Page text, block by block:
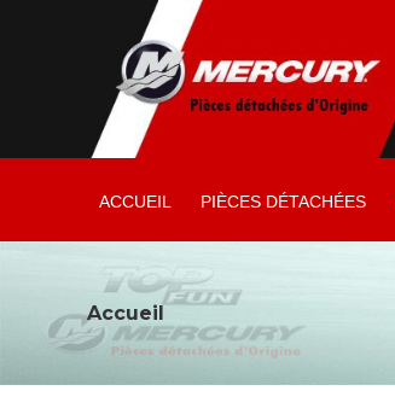
ACCUEIL PIÈCES DÉTACHÉES
Accueil